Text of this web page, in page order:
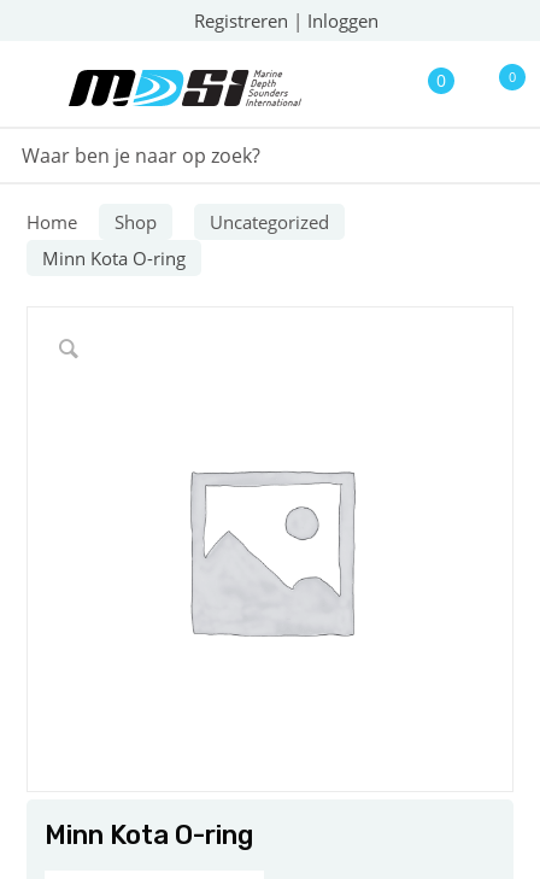
Registreren | Inloggen
0 0
Home Shop
Uncategorized
Minn Kota O-ring
Minn Kota O-ring